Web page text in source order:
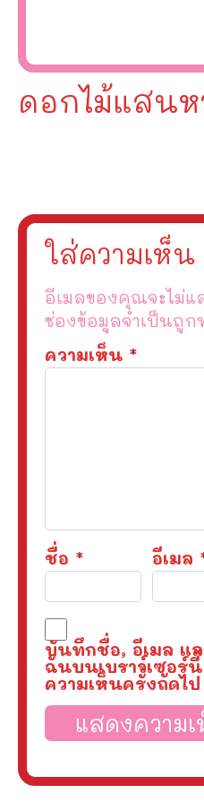
ดอกไม้แสนห
ใส่ความเห็น
อีเมลของคุณจะไม่
ช่องข้อมูลจำเป็นถูก
ความเห็น *
ชื่อ * อีเมล
บันทึกชื่อ, อีเมล แล
ฉันบนเบราว์เซอร์
ความเห็นครั้งถัดไป